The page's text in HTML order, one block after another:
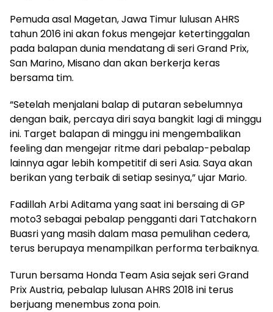
Pemuda asal Magetan, Jawa Timur lulusan AHRS
tahun 2016 ini akan fokus mengejar ketertinggalan
pada balapan dunia mendatang di seri Grand Prix,
San Marino, Misano dan akan berkerja keras
bersama tim.
“Setelah menjalani balap di putaran sebelumnya
dengan baik, percaya diri saya bangkit lagi di minggu
ini. Target balapan di minggu ini mengembalikan
feeling dan mengejar ritme dari pebalap-pebalap
lainnya agar lebih kompetitif di seri Asia. Saya akan
berikan yang terbaik di setiap sesinya,” ujar Mario.
Fadillah Arbi Aditama yang saat ini bersaing di GP
moto3 sebagai pebalap pengganti dari Tatchakorn
Buasri yang masih dalam masa pemulihan cedera,
terus berupaya menampilkan performa terbaiknya.
Turun bersama Honda Team Asia sejak seri Grand
Prix Austria, pebalap lulusan AHRS 2018 ini terus
berjuang menembus zona poin.